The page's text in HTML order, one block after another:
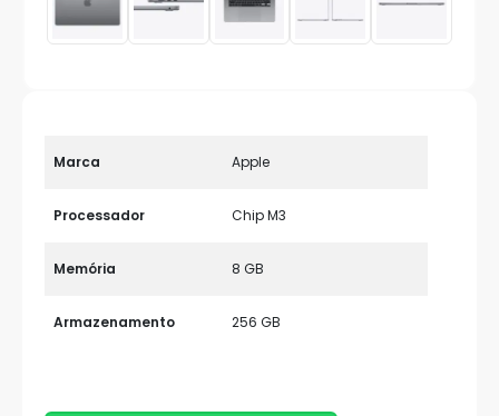
Marca Apple
Processador Chip M3
Memória 8 GB
Armazenamento 256 GB